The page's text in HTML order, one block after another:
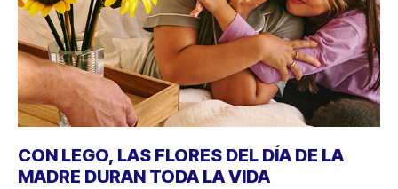
CON LEGO, LAS FLORES DEL DÍA DE LA
MADRE DURAN TODA LA VIDA